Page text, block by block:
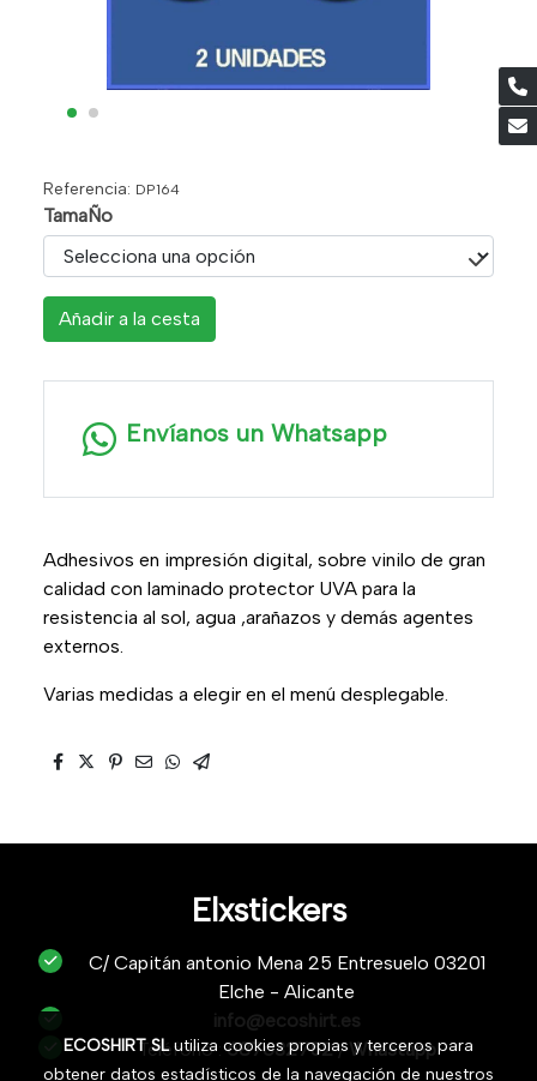
Referencia: DP164
TamaÑo
Añadir a la cesta
Envíanos un Whatsapp
Adhesivos en impresión digital, sobre vinilo de gran
calidad con laminado protector UVA para la
resistencia al sol, agua ,arañazos y demás agentes
externos.
Varias medidas a elegir en el menú desplegable.
Elxstickers
C/ Capitán antonio Mena 25 Entresuelo 03201
Elche - Alicante
info@ecoshirt.es
Teléfono :687632752/Whastapp
ECOSHIRT SLutiliza cookies propias y terceros para
obtener datos estadísticos de la navegación de nuestros